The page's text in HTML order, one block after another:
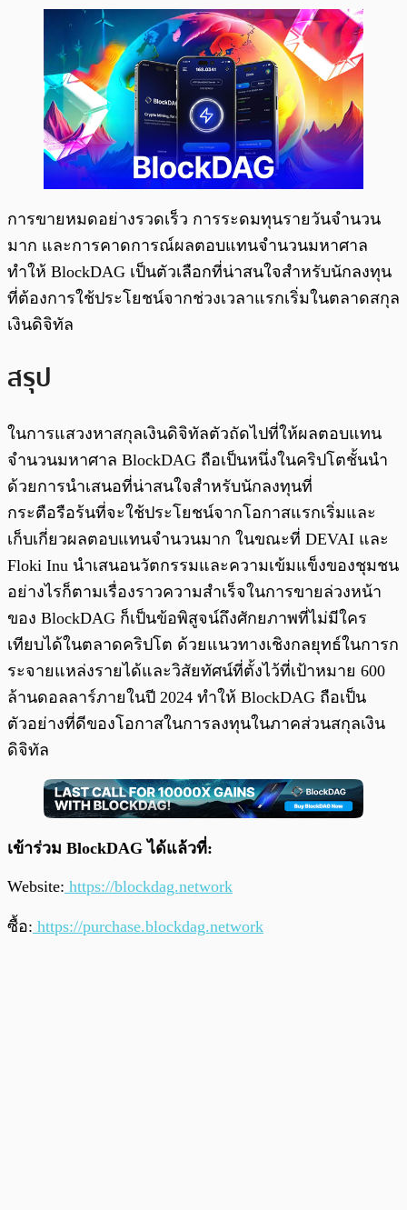
การขายหมดอย่างรวดเร็ว การระดมทุนรายวันจำนวน
มาก และการคาดการณ์ผลตอบแทนจำนวนมหาศาล
ทำให้ BlockDAG เป็นตัวเลือกที่น่าสนใจสำหรับนักลงทุน
ที่ต้องการใช้ประโยชน์จากช่วงเวลาแรกเริ่มในตลาดสกุล
เงินดิจิทัล
สรุป
ในการแสวงหาสกุลเงินดิจิทัลตัวถัดไปที่ให้ผลตอบแทน
จำนวนมหาศาล BlockDAG ถือเป็นหนึ่งในคริปโตชั้นนำ
ด้วยการนำเสนอที่น่าสนใจสำหรับนักลงทุนที่
กระตือรือร้นที่จะใช้ประโยชน์จากโอกาสแรกเริ่มและ
เก็บเกี่ยวผลตอบแทนจำนวนมาก ในขณะที่ DEVAI และ
Floki Inu นำเสนอนวัตกรรมและความเข้มแข็งของชุมชน
อย่างไรก็ตามเรื่องราวความสำเร็จในการขายล่วงหน้า
ของ BlockDAG ก็เป็นข้อพิสูจน์ถึงศักยภาพที่ไม่มีใคร
เทียบได้ในตลาดคริปโต ด้วยแนวทางเชิงกลยุทธ์ในการก
ระจายแหล่งรายได้และวิสัยทัศน์ที่ตั้งไว้ที่เป้าหมาย 600
ล้านดอลลาร์ภายในปี 2024 ทำให้ BlockDAG ถือเป็น
ตัวอย่างที่ดีของโอกาสในการลงทุนในภาคส่วนสกุลเงิน
ดิจิทัล
เข้าร่วม BlockDAG ได้แล้วที่:
Website: https://blockdag.network
ซื้อ: https://purchase.blockdag.network